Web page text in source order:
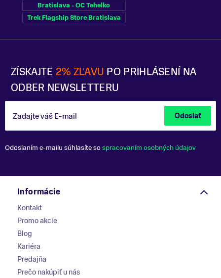
ZÍSKAJTE 2% ZĽAVU PO PRIHLÁSENÍ NA
ODBER NEWSLETTERU
Zadajte váš E-mail Odoslať
Odoslaním e-mailu súhlasíte sospracovaním osobných údajov
Bratislava - OC Tehelko
Trek Flagship Store Bratislava
Informácie
Kontakt
Promo akcie
Blog
Kariéra
Predajňa
Prečo nakúpiť u nás